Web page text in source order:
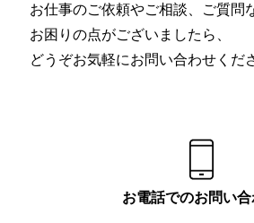
お仕事のご依頼やご相談、ご質問
お困りの点がございましたら、
どうぞお気軽にお問い合わせくだ
お電話でのお問い